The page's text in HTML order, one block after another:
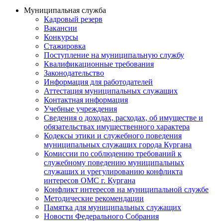
Муниципальная служба
Кадровый резерв
Вакансии
Конкурсы
Стажировка
Поступление на муниципальную службу
Квалификационные требования
Законодательство
Информация для работодателей
Аттестация муниципальных служащих
Контактная информация
Учебные учреждения
Сведения о доходах, расходах, об имуществе и
обязательствах имущественного характера
Кодексы этики и служебного поведения
муниципальных служащих города Кургана
Комиссии по соблюдению требований к
служебному поведению муниципальных
служащих и урегулированию конфликта
интересов ОМС г. Кургана
Конфликт интересов на муниципальной службе
Методические рекомендации
Памятка для муниципальных служащих
Новости Федерального Cобрания